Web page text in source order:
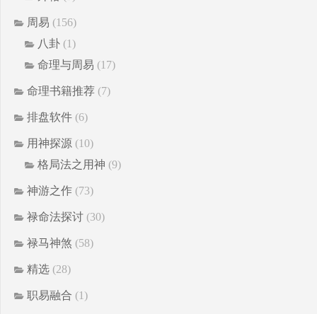
周易 (156)
八卦 (1)
命理与周易 (17)
命理书籍推荐 (7)
排盘软件 (6)
用神探源 (10)
格局法之用神 (9)
神游之作 (73)
禄命法探讨 (30)
禄马神煞 (58)
精选 (28)
职易融合 (1)